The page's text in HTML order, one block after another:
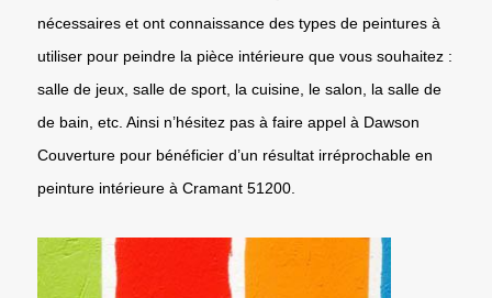
nécessaires et ont connaissance des types de peintures à
utiliser pour peindre la pièce intérieure que vous souhaitez :
salle de jeux, salle de sport, la cuisine, le salon, la salle de
de bain, etc. Ainsi n’hésitez pas à faire appel à Dawson
Couverture pour bénéficier d’un résultat irréprochable en
peinture intérieure à Cramant 51200.